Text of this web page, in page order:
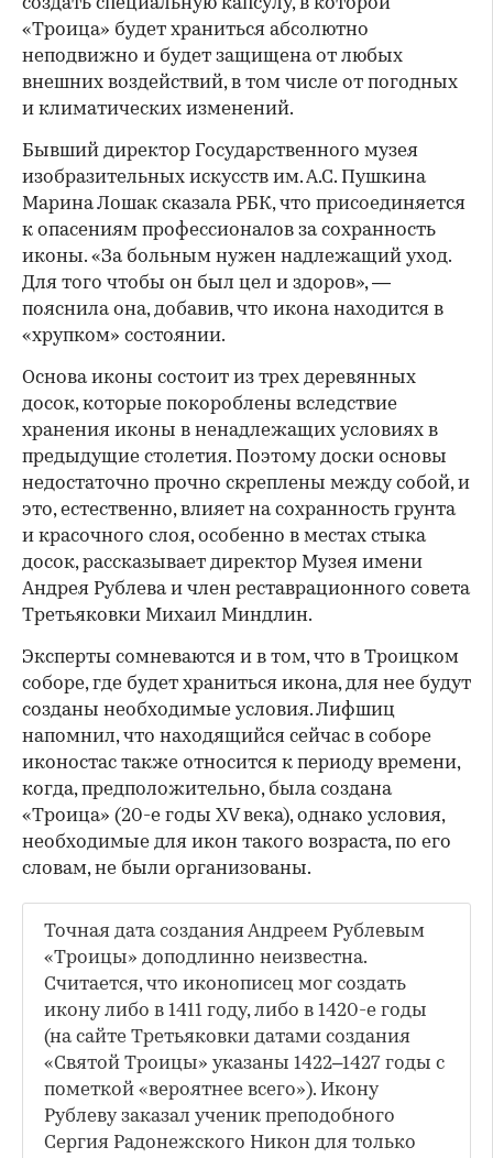
«Троица» будет храниться абсолютно
неподвижно и будет защищена от любых
внешних воздействий, в том числе от погодных
и климатических изменений.
Бывший директор Государственного музея
изобразительных искусств им. А.С. Пушкина
Марина Лошак сказала РБК, что присоединяется
к опасениям профессионалов за сохранность
иконы. «За больным нужен надлежащий уход.
Для того чтобы он был цел и здоров», —
пояснила она, добавив, что икона находится в
«хрупком» состоянии.
Основа иконы состоит из трех деревянных
досок, которые покороблены вследствие
хранения иконы в ненадлежащих условиях в
предыдущие столетия. Поэтому доски основы
недостаточно прочно скреплены между собой, и
это, естественно, влияет на сохранность грунта
и красочного слоя, особенно в местах стыка
досок, рассказывает директор Музея имени
Андрея Рублева и член реставрационного совета
Третьяковки Михаил Миндлин.
Эксперты сомневаются и в том, что в Троицком
соборе, где будет храниться икона, для нее будут
созданы необходимые условия. Лифшиц
напомнил, что находящийся сейчас в соборе
иконостас также относится к периоду времени,
когда, предположительно, была создана
«Троица» (20-е годы XV века), однако условия,
необходимые для икон такого возраста, по его
словам, не были организованы.
Точная дата создания Андреем Рублевым
«Троицы» доподлинно неизвестна.
Считается, что иконописец мог создать
икону либо в 1411 году, либо в 1420-е годы
(на сайте Третьяковки датами создания
«Святой Троицы» указаны 1422–1427 годы с
пометкой «вероятнее всего»). Икону
Рублеву заказал ученик преподобного
Сергия Радонежского Никон для только